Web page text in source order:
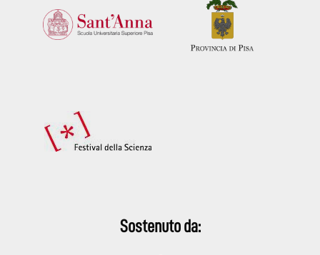
Sostenuto da: